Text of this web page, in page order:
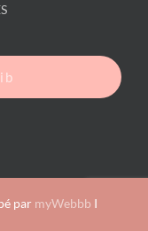
par myWebbb I